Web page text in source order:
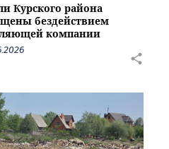
Курского района
бездействием
компании